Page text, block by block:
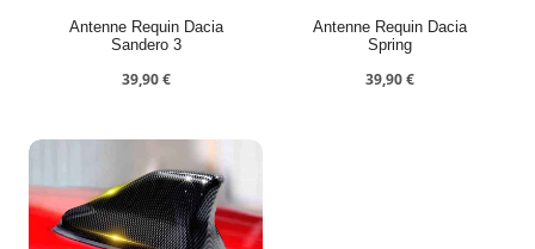
Antenne Requin Dacia
Sandero 3
39,90 €
Antenne Requin Dacia
Spring
39,90 €